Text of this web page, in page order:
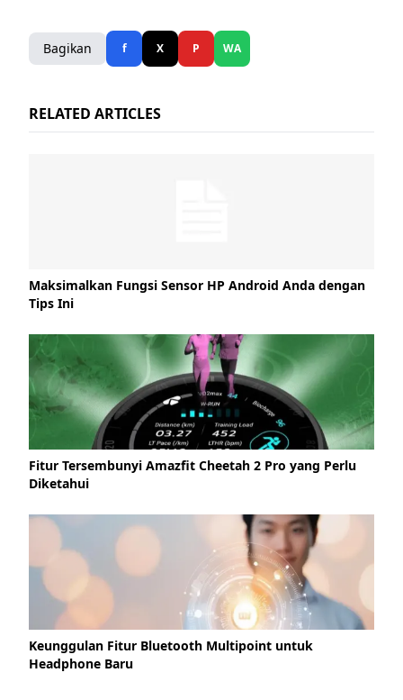
Bagikan f X P WA
RELATED ARTICLES
Maksimalkan Fungsi Sensor HP Android Anda dengan
Tips Ini
Fitur Tersembunyi Amazfit Cheetah 2 Pro yang Perlu
Diketahui
Keunggulan Fitur Bluetooth Multipoint untuk
Headphone Baru